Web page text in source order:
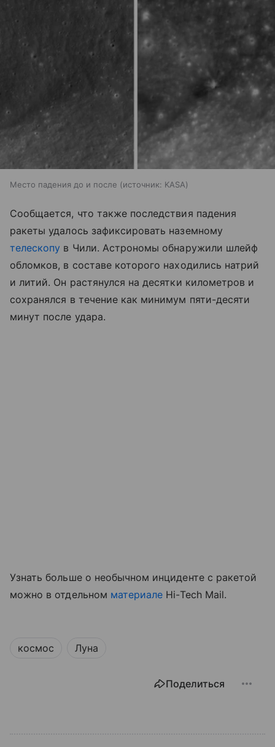
Место падения до и после источник: KASA
Сообщается, что также последствия падения
ракеты удалось зафиксировать наземному
телескопу в Чили. Астрономы обнаружили шлейф
обломков, в составе которого находились натрий
и литий. Он растянулся на десятки километров и
сохранялся в течение как минимум пяти-десяти
минут после удара.
Узнать больше о необычном инциденте с ракетой
можно в отдельном материале Hi-Tech Mail.
космос Луна
Поделиться